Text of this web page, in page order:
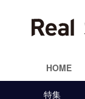
HOME
特集